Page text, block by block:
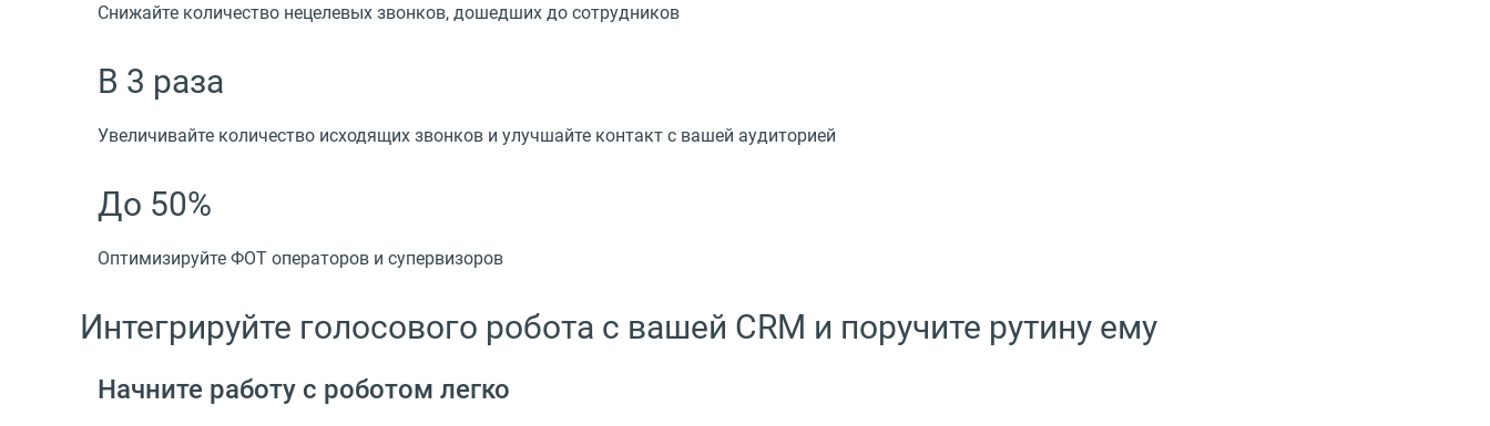
Снижайте количество нецелевых звонков, дошедших до сотрудников
В 3 раза
Увеличивайте количество исходящих звонков и улучшайте контакт с вашей аудиторией
До 50%
Оптимизируйте ФОТ операторов и супервизоров
Интегрируйте голосового робота с вашей CRM и поручите рутину ему
Начните работу с роботом легко